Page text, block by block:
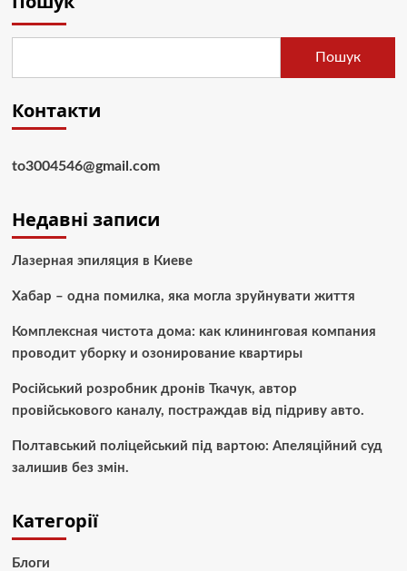
Пошук
Контакти
to3004546@gmail.com
Недавні записи
Лазерная эпиляция в Киеве
Хабар – одна помилка, яка могла зруйнувати життя
Комплексная чистота дома: как клининговая компания
проводит уборку и озонирование квартиры
Російський розробник дронів Ткачук, автор
провійськового каналу, постраждав від підриву авто.
Полтавський поліцейський під вартою: Апеляційний суд
залишив без змін.
Категорії
Блоги